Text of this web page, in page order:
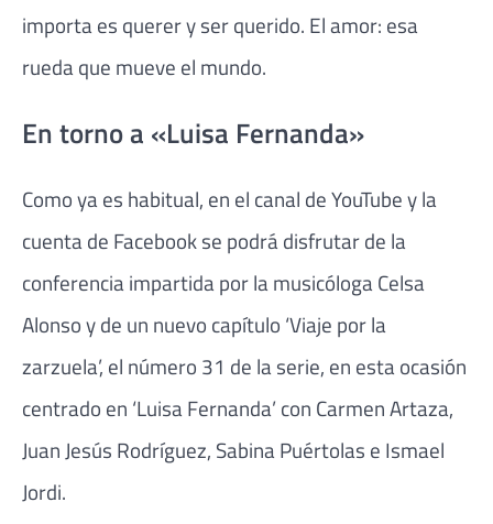
importa es querer y ser querido. El amor: esa
rueda que mueve el mundo.
En torno a «Luisa Fernanda»
Como ya es habitual, en el canal de YouTube y la
cuenta de Facebook se podrá disfrutar de la
conferencia impartida por la musicóloga Celsa
Alonso y de un nuevo capítulo ‘Viaje por la
zarzuela’, el número 31 de la serie, en esta ocasión
centrado en ‘Luisa Fernanda’ con Carmen Artaza,
Juan Jesús Rodríguez, Sabina Puértolas e Ismael
Jordi.